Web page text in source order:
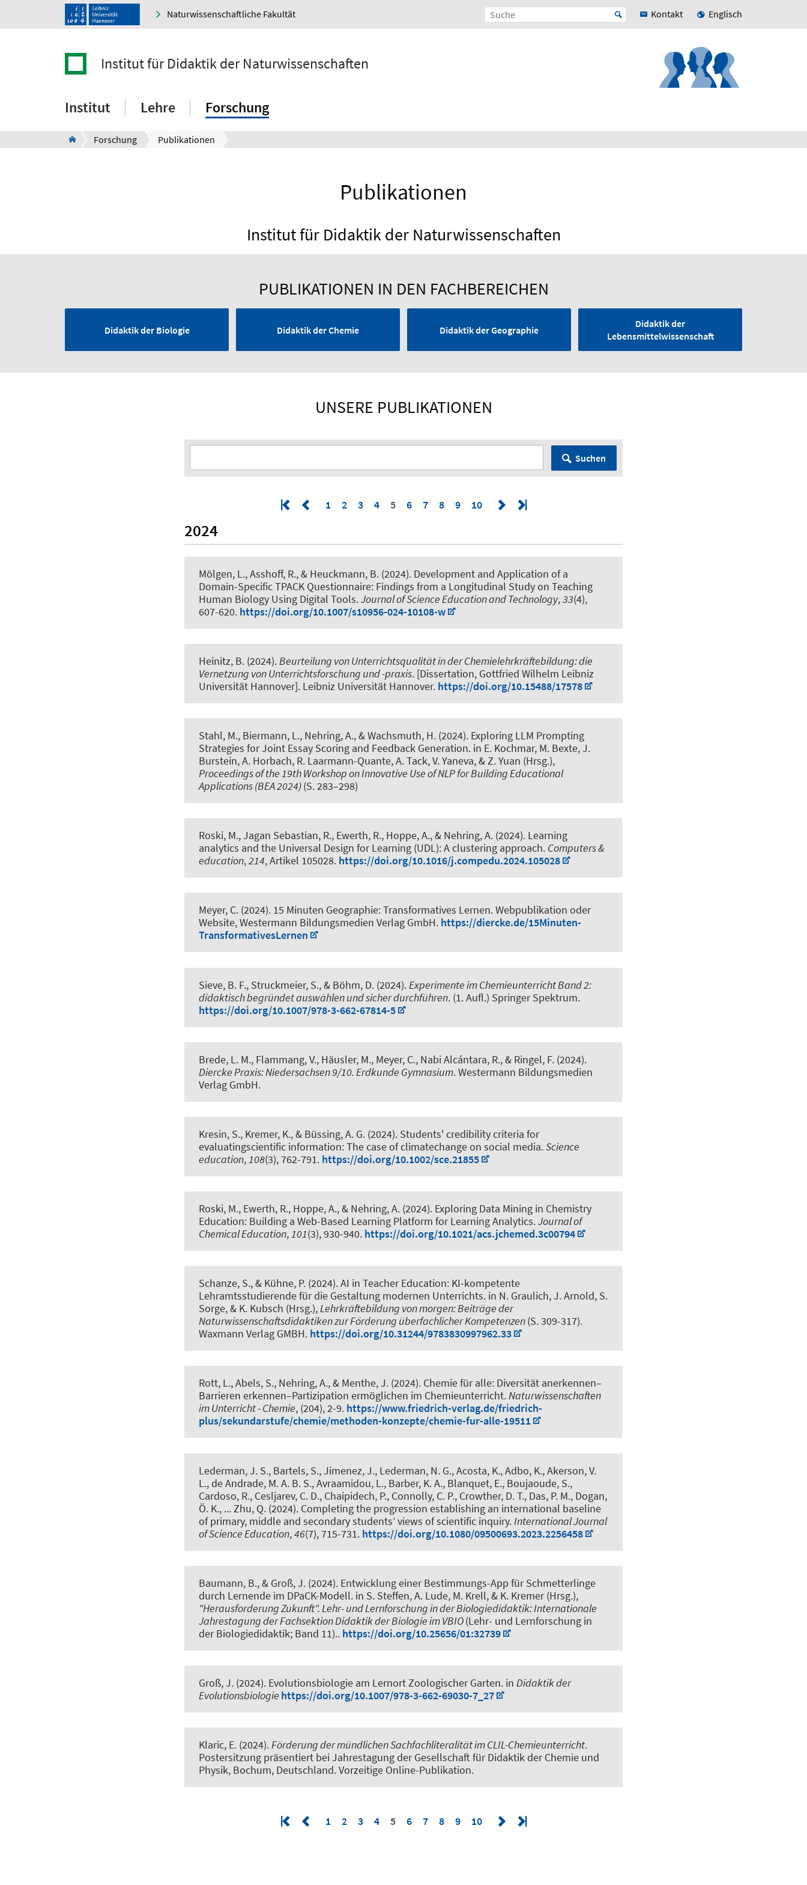
Naturwissenschaftliche Fakultät Kontakt Englisch
Institut für Didaktik der Naturwissenschaften
Institut Lehre Forschung
Forschung Publikationen
Publikationen
Institut für Didaktik der Naturwissenschaften
PUBLIKATIONEN IN DEN FACHBEREICHEN
Didaktik der Biologie Didaktik der Chemie Didaktik der Geographie
Didaktik der
Lebensmittelwissenschaft
UNSERE PUBLIKATIONEN
Suchen
1 2 3 4 5 6 7 8 9 10
2024
Mölgen, L., Asshoff, R., & Heuckmann, B. (2024). Development and Application of a
Domain-Specific TPACK Questionnaire: Findings from a Longitudinal Study on Teaching
Human Biology Using Digital Tools.Journal of Science Education and Technology,33(4),
607-620. https://doi.org/10.1007/s10956-024-10108-w
Heinitz, B. (2024).Beurteilung von Unterrichtsqualität in der Chemielehrkräftebildung: die
Vernetzung von Unterrichtsforschung und -praxis. [Dissertation, Gottfried Wilhelm Leibniz
Universität Hannover]. Leibniz Universität Hannover. https://doi.org/10.15488/17578
Stahl, M., Biermann, L., Nehring, A., & Wachsmuth, H. (2024). Exploring LLM Prompting
Strategies for Joint Essay Scoring and Feedback Generation. in E. Kochmar, M. Bexte, J.
Burstein, A. Horbach, R. Laarmann-Quante, A. Tack, V. Yaneva, & Z. Yuan (Hrsg.),
Proceedings of the 19th Workshop on Innovative Use of NLP for Building Educational
Applications (BEA 2024)(S. 283–298)
Roski, M., Jagan Sebastian, R., Ewerth, R., Hoppe, A., & Nehring, A. (2024). Learning
analytics and the Universal Design for Learning (UDL): A clustering approach. Computers &
education,214, Artikel 105028. https://doi.org/10.1016/j.compedu.2024.105028
Meyer, C. (2024). 15 Minuten Geographie: Transformatives Lernen. Webpublikation oder
Website, Westermann Bildungsmedien Verlag GmbH. https://diercke.de/15Minuten-
TransformativesLernen
Sieve, B. F., Struckmeier, S., & Böhm, D. (2024). Experimente im Chemieunterricht Band 2:
didaktisch begründet auswählen und sicher durchführen. (1. Aufl.) Springer Spektrum.
https://doi.org/10.1007/978-3-662-67814-5
Brede, L. M., Flammang, V., Häusler, M., Meyer, C., Nabi Alcántara, R., & Ringel, F. (2024).
Diercke Praxis: Niedersachsen 9/10. Erdkunde Gymnasium. Westermann Bildungsmedien
Verlag GmbH.
Kresin, S., Kremer, K., & Büssing, A. G. (2024). Students' credibility criteria for
evaluatingscientific information: The case of climatechange on social media.Science
education,108(3), 762-791. https://doi.org/10.1002/sce.21855
Roski, M., Ewerth, R., Hoppe, A., & Nehring, A. (2024). Exploring Data Mining in Chemistry
Education: Building a Web-Based Learning Platform for Learning Analytics.Journal of
Chemical Education,101(3), 930-940. https://doi.org/10.1021/acs.jchemed.3c00794
Schanze, S., & Kühne, P. (2024).AI in Teacher Education: KI-kompetente
Lehramtsstudierende für die Gestaltung modernen Unterrichts. in N. Graulich, J. Arnold, S.
Sorge, & K. Kubsch (Hrsg.),Lehrkräftebildung von morgen: Beiträge der
Naturwissenschaftsdidaktiken zur Förderung überfachlicher Kompetenzen(S. 309-317).
Waxmann Verlag GMBH. https://doi.org/10.31244/9783830997962.33
Rott, L., Abels, S., Nehring, A., & Menthe, J. (2024). Chemie für alle: Diversität anerkennen–
Barrieren erkennen–Partizipation ermöglichen im Chemieunterricht.Naturwissenschaften
im Unterricht - Chemie, (204), 2-9. https://www.friedrich-verlag.de/friedrich-
plus/sekundarstufe/chemie/methoden-konzepte/chemie-fur-alle-19511
Lederman, J. S., Bartels, S., Jimenez, J., Lederman, N. G., Acosta, K., Adbo, K., Akerson, V.
L., de Andrade, M. A. B. S., Avraamidou, L., Barber, K. A., Blanquet, E., Boujaoude, S.,
Cardoso, R., Cesljarev, C. D., Chaipidech, P., Connolly, C. P., Crowther, D. T., Das, P. M., Dogan,
Ö. K., ... Zhu, Q. (2024). Completing the progression establishing an international baseline
of primary, middle and secondary students’ views of scientific inquiry.International Journal
of Science Education,46(7), 715-731. https://doi.org/10.1080/09500693.2023.2256458
Baumann, B., & Groß, J. (2024). Entwicklung einer Bestimmungs-App für Schmetterlinge
durch Lernende im DPaCK-Modell. in S. Steffen, A. Lude, M. Krell, & K. Kremer (Hrsg.),
"Herausforderung Zukunft". Lehr- und Lernforschung in der Biologiedidaktik: Internationale
Jahrestagung der Fachsektion Didaktik der Biologie im VBIO(Lehr- und Lernforschung in
der Biologiedidaktik; Band 11).. https://doi.org/10.25656/01:32739
Groß, J. (2024). Evolutionsbiologie am Lernort Zoologischer Garten. in Didaktik der
Evolutionsbiologie https://doi.org/10.1007/978-3-662-69030-7_27
Klaric, E. (2024).Förderung der mündlichen Sachfachliteralität im CLIL-Chemieunterricht.
Postersitzung präsentiert bei Jahrestagung der Gesellschaft für Didaktik der Chemie und
Physik, Bochum, Deutschland. Vorzeitige Online-Publikation.
1 2 3 4 5 6 7 8 9 10